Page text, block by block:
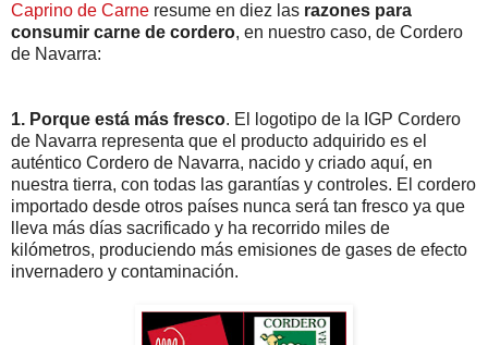
Caprino de Carne resume en diez las razones para
consumir carne de cordero, en nuestro caso, de Cordero
de Navarra:
1. Porque está más fresco. El logotipo de la IGP Cordero
de Navarra representa que el producto adquirido es el
auténtico Cordero de Navarra, nacido y criado aquí, en
nuestra tierra, con todas las garantías y controles. El cordero
importado desde otros países nunca será tan fresco ya que
lleva más días sacrificado y ha recorrido miles de
kilómetros, produciendo más emisiones de gases de efecto
invernadero y contaminación.